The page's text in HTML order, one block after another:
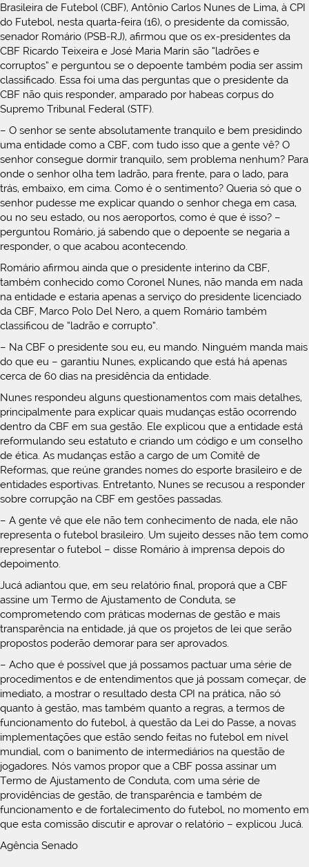
Brasileira de Futebol (CBF), Antônio Carlos Nunes de Lima, à CPI
do Futebol, nesta quarta-feira (16), o presidente da comissão,
senador Romário (PSB-RJ), afirmou que os ex-presidentes da
CBF Ricardo Teixeira e José Maria Marín são “ladrões e
corruptos” e perguntou se o depoente também podia ser assim
classificado. Essa foi uma das perguntas que o presidente da
CBF não quis responder, amparado por habeas corpus do
Supremo Tribunal Federal (STF).
– O senhor se sente absolutamente tranquilo e bem presidindo
uma entidade como a CBF, com tudo isso que a gente vê? O
senhor consegue dormir tranquilo, sem problema nenhum? Para
onde o senhor olha tem ladrão, para frente, para o lado, para
trás, embaixo, em cima. Como é o sentimento? Queria só que o
senhor pudesse me explicar quando o senhor chega em casa,
ou no seu estado, ou nos aeroportos, como é que é isso? –
perguntou Romário, já sabendo que o depoente se negaria a
responder, o que acabou acontecendo.
Romário afirmou ainda que o presidente interino da CBF,
também conhecido como Coronel Nunes, não manda em nada
na entidade e estaria apenas a serviço do presidente licenciado
da CBF, Marco Polo Del Nero, a quem Romário também
classificou de “ladrão e corrupto”.
– Na CBF o presidente sou eu, eu mando. Ninguém manda mais
do que eu – garantiu Nunes, explicando que está há apenas
cerca de 60 dias na presidência da entidade.
Nunes respondeu alguns questionamentos com mais detalhes,
principalmente para explicar quais mudanças estão ocorrendo
dentro da CBF em sua gestão. Ele explicou que a entidade está
reformulando seu estatuto e criando um código e um conselho
de ética. As mudanças estão a cargo de um Comitê de
Reformas, que reúne grandes nomes do esporte brasileiro e de
entidades esportivas. Entretanto, Nunes se recusou a responder
sobre corrupção na CBF em gestões passadas.
– A gente vê que ele não tem conhecimento de nada, ele não
representa o futebol brasileiro. Um sujeito desses não tem como
representar o futebol – disse Romário à imprensa depois do
depoimento.
Jucá adiantou que, em seu relatório final, proporá que a CBF
assine um Termo de Ajustamento de Conduta, se
comprometendo com práticas modernas de gestão e mais
transparência na entidade, já que os projetos de lei que serão
propostos poderão demorar para ser aprovados.
– Acho que é possível que já possamos pactuar uma série de
procedimentos e de entendimentos que já possam começar, de
imediato, a mostrar o resultado desta CPI na prática, não só
quanto à gestão, mas também quanto a regras, a termos de
funcionamento do futebol, à questão da Lei do Passe, a novas
implementações que estão sendo feitas no futebol em nível
mundial, com o banimento de intermediários na questão de
jogadores. Nós vamos propor que a CBF possa assinar um
Termo de Ajustamento de Conduta, com uma série de
providências de gestão, de transparência e também de
funcionamento e de fortalecimento do futebol, no momento em
que esta comissão discutir e aprovar o relatório – explicou Jucá.
Agência Senado